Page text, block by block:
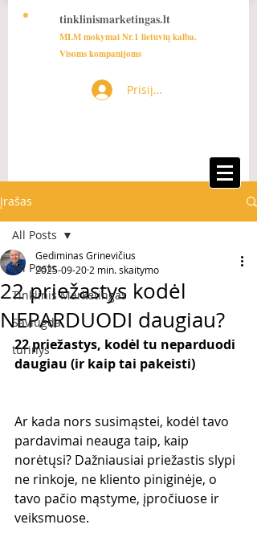
tinklinismarketingas.lt
MLM mokymai Nr.1 lietuvių kalba.
Visoms kompanijoms
Prisijungti
Įrašas
All Posts
Tinklinis Marketingas
Saviugda
turinys
All Posts
22 priežastys kodėl
NEPARDUODI daugiau?
Gediminas Grinevičius
2025-09-20 2 min. skaitymo
22 priežastys, kodėl tu neparduodi
daugiau (ir kaip tai pakeisti)
Ar kada nors susimąstei, kodėl tavo
pardavimai neauga taip, kaip
norėtųsi? Dažniausiai priežastis slypi
ne rinkoje, ne kliento piniginėje, o
tavo pačio mąstyme, įpročiuose ir
veiksmuose.